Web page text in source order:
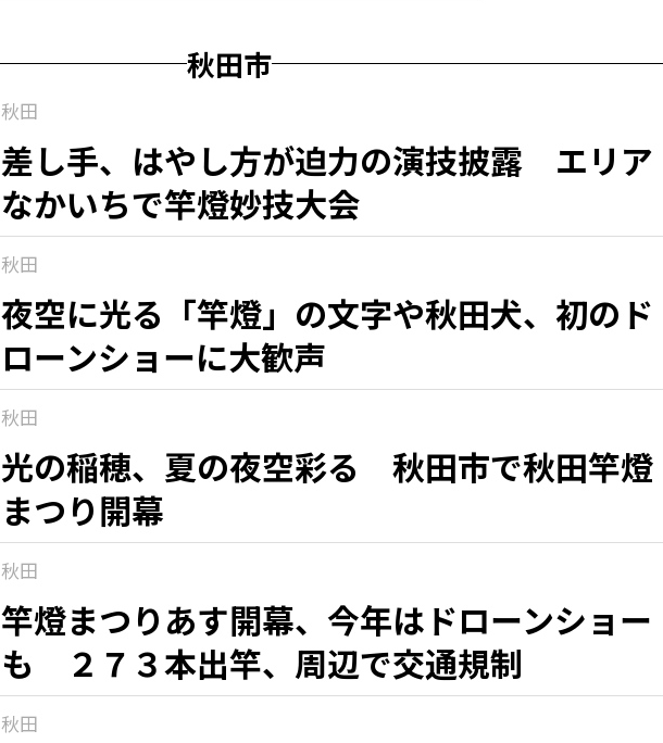
秋田市
秋田
差し手、はやし方が迫力の演技披露 エリア
なかいちで竿燈妙技大会
秋田
夜空に光る「竿燈」の文字や秋田犬、初のド
ローンショーに大歓声
秋田
光の稲穂、夏の夜空彩る 秋田市で秋田竿燈
まつり開幕
秋田
竿燈まつりあす開幕、今年はドローンショー
も ２７３本出竿、周辺で交通規制
秋田